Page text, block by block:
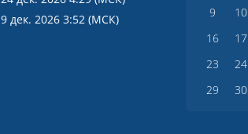
9 дек. 2026 3:52 (МСК)
9
10
16
17
23
24
29
30